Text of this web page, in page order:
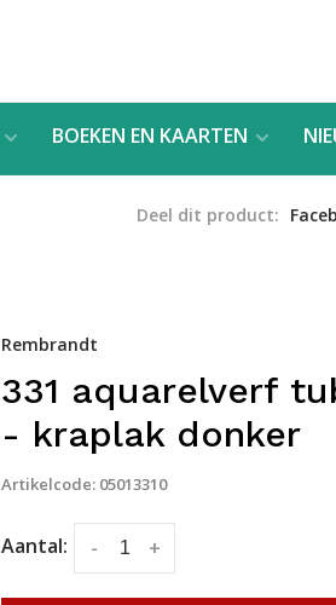
BOEKEN EN KAARTEN
Deel dit product:
Rembrandt
331 aquarelverf
- kraplak donker
Artikelcode: 05013310
Aantal: +
-